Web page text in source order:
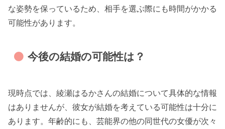
な姿勢を保っているため、相手を選ぶ際にも時間がかかる
可能性があります。
今後の結婚の可能性は？
現時点では、綾瀬はるかさんの結婚について具体的な情報
はありませんが、彼女が結婚を考えている可能性は十分に
あります。年齢的にも、芸能界の他の同世代の女優が次々